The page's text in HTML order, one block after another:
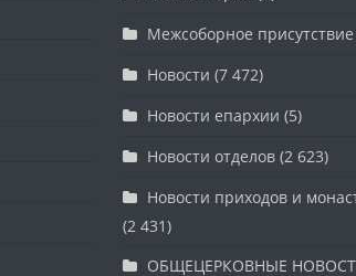
Межсоборное присутствие
Новости (7 472)
Новости епархии (5)
Новости отделов(2 623)
Новости приходов и
(2 431)
ОБЩЕЦЕРКОВНЫЕ